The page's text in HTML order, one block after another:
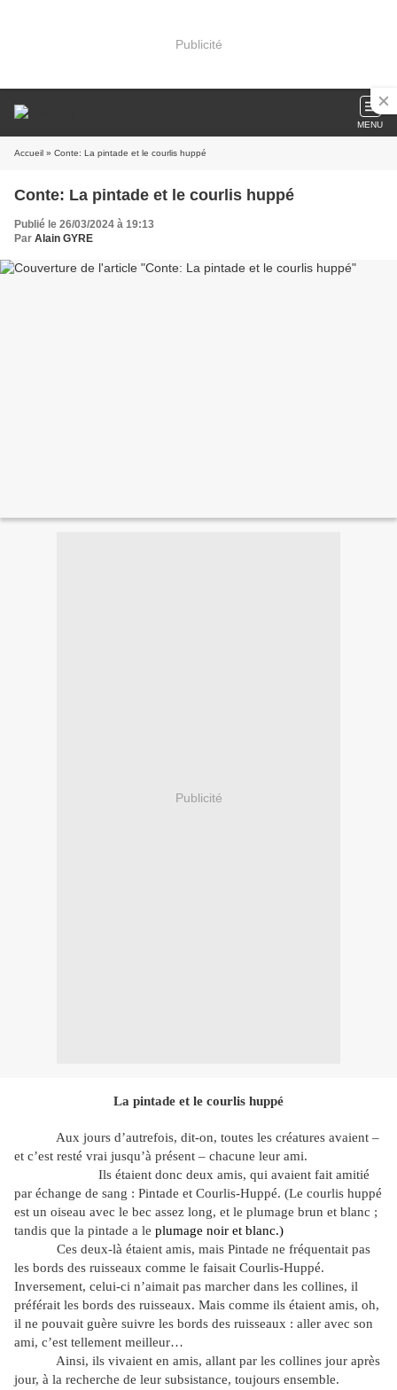
Publicité
MENU
Accueil » Conte: La pintade et le courlis huppé
Conte: La pintade et le courlis huppé
Publié le 26/03/2024 à 19:13
Par Alain GYRE
Publicité
La pintade et le courlis huppé
Aux jours d’autrefois, dit-on, toutes les créatures avaient –
et c’est resté vrai jusqu’à présent – chacune leur ami.
Ils étaient donc deux amis, qui avaient fait amitié
par échange de sang : Pintade et Courlis-Huppé. (Le courlis huppé
est un oiseau avec le bec assez long, et le plumage brun et blanc ;
tandis que la pintade a le plumage noir et blanc.)
Ces deux-là étaient amis, mais Pintade ne fréquentait pas
les bords des ruisseaux comme le faisait Courlis-Huppé.
Inversement, celui-ci n’aimait pas marcher dans les collines, il
préférait les bords des ruisseaux. Mais comme ils étaient amis, oh,
il ne pouvait guère suivre les bords des ruisseaux : aller avec son
ami, c’est tellement meilleur…
Ainsi, ils vivaient en amis, allant par les collines jour après
jour, à la recherche de leur subsistance, toujours ensemble.